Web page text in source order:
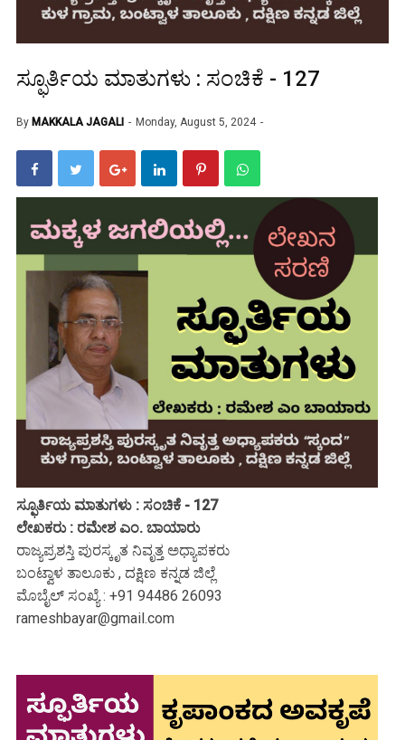
ಸ್ಫೂರ್ತಿಯ ಮಾತುಗಳು : ಸಂಚಿಕೆ - 127
By MAKKALA JAGALI Monday, August 5, 2024
ಸ್ಫೂರ್ತಿಯ ಮಾತುಗಳು : ಸಂಚಿಕೆ - 127
ಲೇಖಕರು : ರಮೇಶ ಎಂ. ಬಾಯಾರು
ರಾಜ್ಯಪ್ರಶಸ್ತಿ ಪುರಸ್ಕೃತ ನಿವೃತ್ತ ಅಧ್ಯಾಪಕರು
ಬಂಟ್ವಾಳ ತಾಲೂಕು , ದಕ್ಷಿಣ ಕನ್ನಡ ಜಿಲ್ಲೆ
ಮೊಬೈಲ್ ಸಂಖ್ಯೆ : +91 94486 26093
rameshbayar@gmail.com